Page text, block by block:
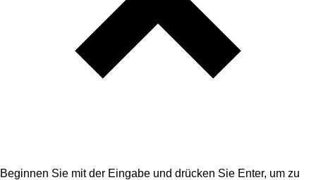
Beginnen Sie mit der Eingabe und drücken Sie Enter, um zu